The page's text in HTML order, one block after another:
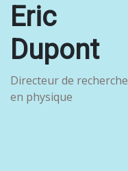
Eric
Dupont
Directeur de recherche
en physique